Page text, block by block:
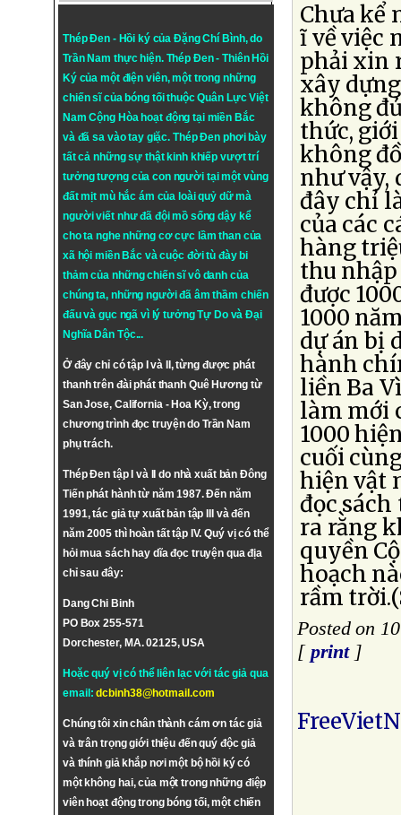
Thép Đen - Hồi ký của Đặng Chí Bình, do
Trần Nam thực hiện. Thép Đen- Thiên Hồi
Ký của một điện viên, một trong những
chiến sĩ của bóng tối thuộc Quân Lực Việt
Nam Cộng Hòa hoạt động tại miền Bắc
và đã sa vào tay giặc. Thép Đen phơi bày
tất cả những sự thật kinh khiếp vượt trí
tưởng tượng của con người tại một vùng
đất mịt mù hắc ám của loài quỷ dữ mà
người viết như đã đội mồ sống dậy kể
cho ta nghe những cơ cực lầm than của
xã hội miền Bắc và cuộc đời tù đày bi
thảm của những chiến sĩ vô danh của
chúng ta, những người đã âm thầm chiến
đấu và gục ngã vì lý tưởngTự DovàĐại
Nghĩa Dân Tộc...
Ở đây chỉ có tập I và II, từng được phát
thanh trên đài phát thanh Quê Hương từ
San Jose, California - Hoa Kỳ, trong
chương trình đọc truyện do Trần Nam
phụ trách.
Thép Đen tập I và II do nhà xuất bản Đông
Tiến phát hành từ năm 1987. Đến năm
1991, tác giả tự xuất bản tập III và đến
năm 2005 thì hoàn tất tập IV. Quý vị có thể
hỏi mua sách hay dĩa đọc truyện qua địa
chỉ sau đây:
Dang Chi Binh
PO Box 255-571
Dorchester, MA. 02125, USA
Hoặc quý vị có thể liên lạc với tác giả qua
email:dcbinh38@hotmail.com
Chúng tôi xin chân thành cám ơn tác giả
và trân trọng giới thiệu đến quý độc giả
và thính giả khắp nơi một bộ hồi ký có
một không hai, của một trong những điệp
viên hoạt động trong bóng tối, một chiến
Chưa kể
ĩ về việc
phải xin
xây
không
thức,
không
như vậy,
đây chỉ
của các
hàng
thu
được
1000
dự án bị
hành
liền Ba
làm mới
1000
cuối
hiện vật
đọc
ra rằng
quyền
hoạch
rầm
Posted on
[ print]